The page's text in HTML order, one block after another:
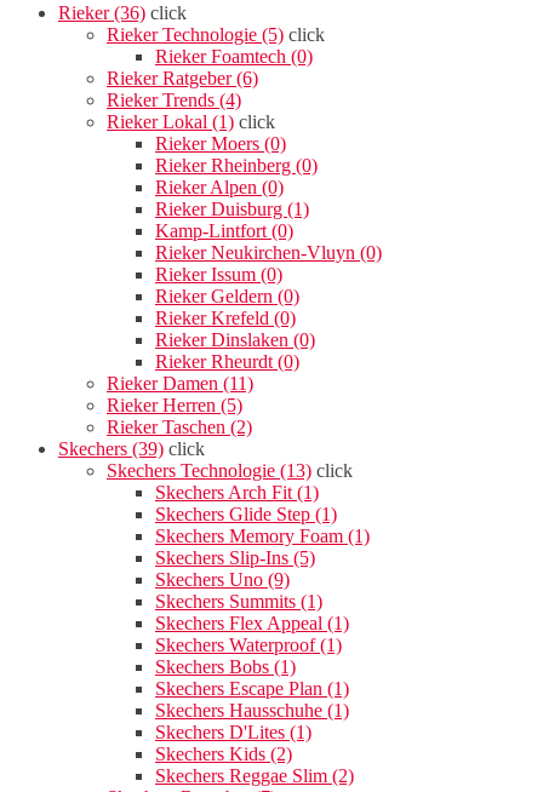
Rieker (36) click
Rieker Technologie (5) click
Rieker Foamtech (0)
Rieker Ratgeber (6)
Rieker Trends (4)
Rieker Lokal (1) click
Rieker Moers (0)
Rieker Rheinberg (0)
Rieker Alpen (0)
Rieker Duisburg (1)
Kamp-Lintfort (0)
Rieker Neukirchen-Vluyn (0)
Rieker Issum (0)
Rieker Geldern (0)
Rieker Krefeld (0)
Rieker Dinslaken (0)
Rieker Rheurdt (0)
Rieker Damen (11)
Rieker Herren (5)
Rieker Taschen (2)
Skechers (39) click
Skechers Technologie (13) click
Skechers Arch Fit (1)
Skechers Glide Step (1)
Skechers Memory Foam (1)
Skechers Slip-Ins (5)
Skechers Uno (9)
Skechers Summits (1)
Skechers Flex Appeal (1)
Skechers Waterproof (1)
Skechers Bobs (1)
Skechers Escape Plan (1)
Skechers Hausschuhe (1)
Skechers D'Lites (1)
Skechers Kids (2)
Skechers Reggae Slim (2)